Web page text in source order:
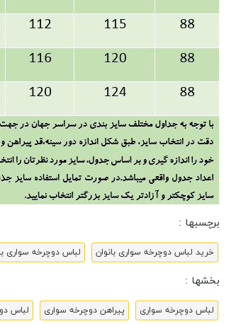
برچسبها :
خرید لباس دوچرخه سواری بانوان لباس دوچرخه سواری
بخشها :
لباس دوچرخه سواری پیراهن دوچرخه سواری لباس